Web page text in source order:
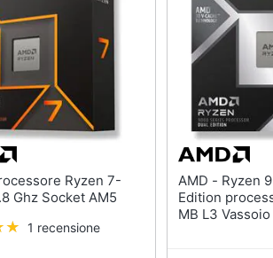
9700X 3.8 Ghz Socket AM5
1 recensione
AMD - Ryzen 9 9950X3D2 Dual
Edition
MB L3 Vassoio